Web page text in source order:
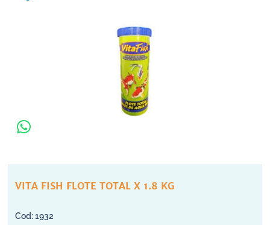
VITA FISH FLOTE TOTAL X 1.8 KG
1932